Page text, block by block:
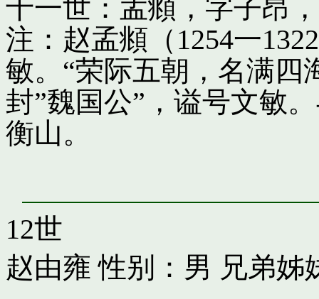
十一世：孟頫，字子昂
注：赵孟頫（1254一
敏。“荣际五朝，名满四
封”魏国公”，谥号文敏
衡山。
12世
赵由雍 性别：男 兄弟姊